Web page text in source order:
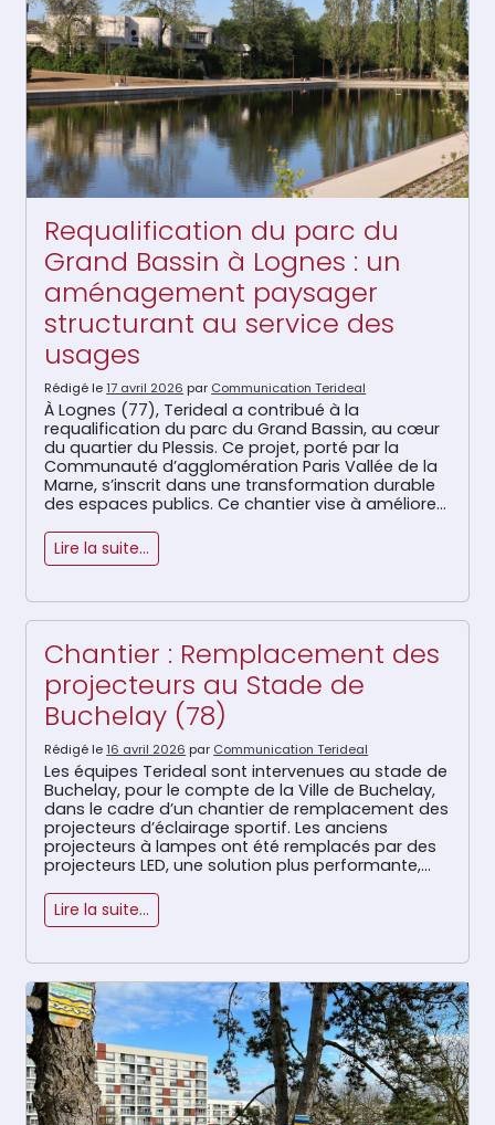
Requalification du parc du
Grand Bassin à Lognes : un
aménagement paysager
structurant au service des
usages
Rédigé le17 avril 2026 par Communication Terideal
À Lognes (77), Terideal a contribué à la
requalification du parc du Grand Bassin, au cœur
du quartier du Plessis. Ce projet, porté par la
Communauté d’agglomération Paris Vallée de la
Marne, s’inscrit dans une transformation durable
des espaces publics. Ce chantier vise à améliorer
[…]Lire la suite…
Chantier : Remplacement des
projecteurs au Stade de
Buchelay (78)
Rédigé le16 avril 2026 par Communication Terideal
Les équipes Terideal sont intervenues au stade de
Buchelay, pour le compte de la Ville de Buchelay,
dans le cadre d’un chantier de remplacement des
projecteurs d’éclairage sportif. Les anciens
projecteurs à lampes ont été remplacés par des
projecteurs LED, une solution plus performante,
améliorant le confort visuel […]
Lire la suite…